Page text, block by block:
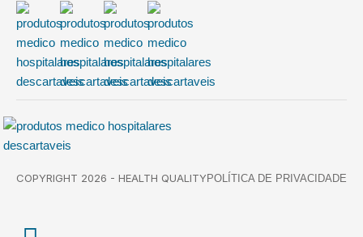
COPYRIGHT 2026 - HEALTH QUALITYPOLÍTICA DE PRIVACIDADE